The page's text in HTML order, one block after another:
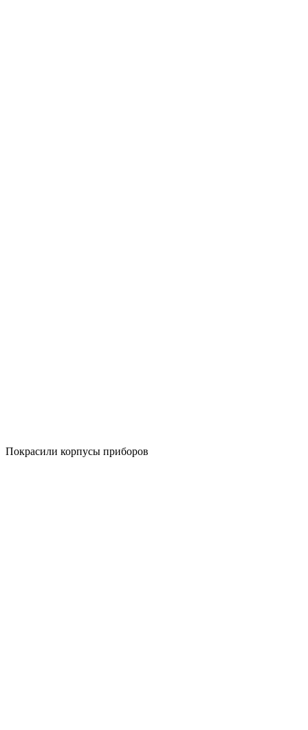
Покрасили корпусы приборов